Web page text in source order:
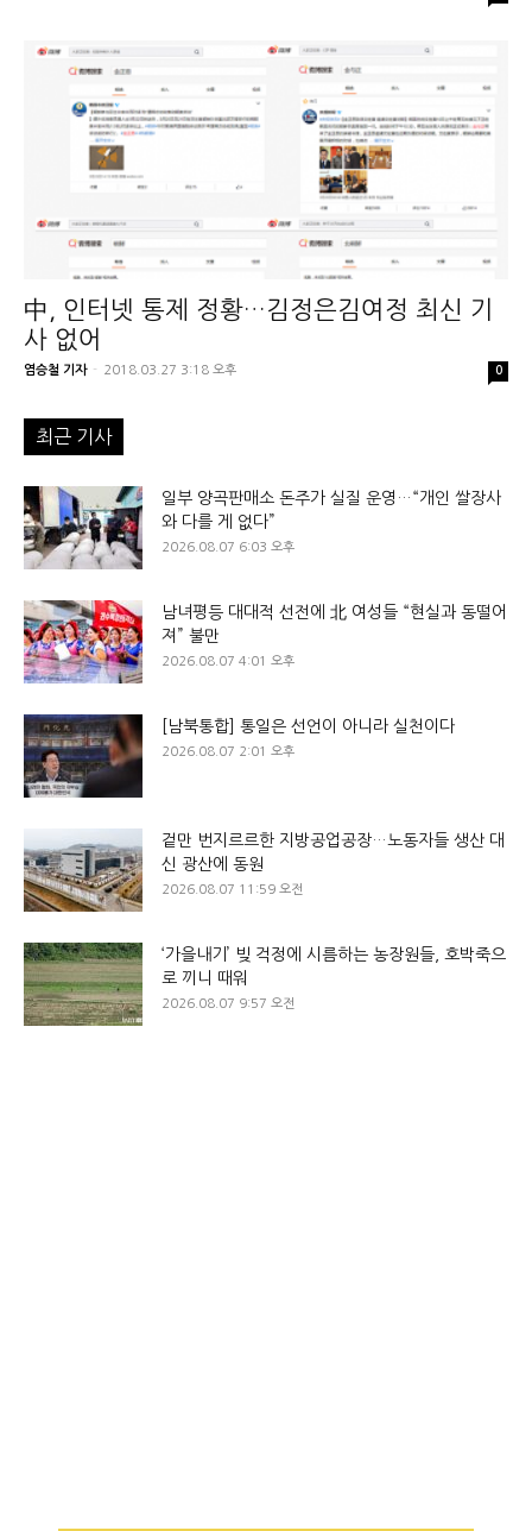
中, 인터넷 통제 정황…김정은김여정 최신 기
사 없어
염승철 기자 - 2018.03.27 3:18 오후 0
최근 기사
일부 양곡판매소 돈주가 실질 운영…“개인 쌀장사
와 다를 게 없다”
2026.08.07 6:03 오후
남녀평등 대대적 선전에 北 여성들 “현실과 동떨어
져” 불만
2026.08.07 4:01 오후
[남북통합] 통일은 선언이 아니라 실천이다
2026.08.07 2:01 오후
겉만 번지르르한 지방공업공장…노동자들 생산 대
신 광산에 동원
2026.08.07 11:59 오전
‘가을내기’ 빚 걱정에 시름하는 농장원들, 호박죽으
로 끼니 때워
2026.08.07 9:57 오전